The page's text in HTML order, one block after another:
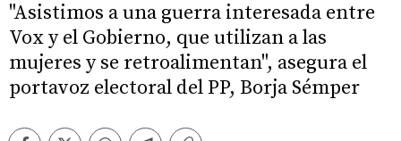
"Asistimos a una guerra interesada entre
Vox y el Gobierno, que utilizan a las
mujeres y se retroalimentan", asegura el
portavoz electoral del PP, Borja Sémper